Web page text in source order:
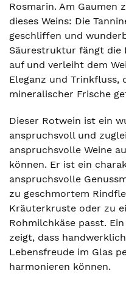
Rosmarin. Am Gaumen
dieses Weins: Die
geschliffen und
Säurestruktur fängt die
auf und verleiht dem
Eleganz und Trinkfluss,
mineralischer Frische
Dieser Rotwein ist ein
anspruchsvoll und
anspruchsvolle Weine
können. Er ist ein
anspruchsvolle
zu geschmortem
Kräuterkruste oder zu
Rohmilchkäse passt.
zeigt, dass
Lebensfreude im Glas
harmonieren können.